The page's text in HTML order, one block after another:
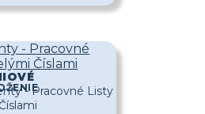
- Pracovné
Číslami